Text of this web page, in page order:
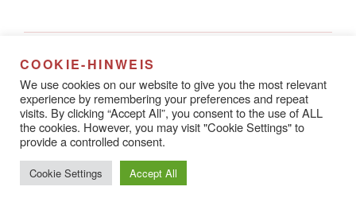
Rathausstraße 8A
67433 Neustadt an der Weinstraße
Datenschutzerklärung Stolz präsentiert von WordPress
COOKIE-HINWEIS
We use cookies on our website to give you the most relevant
experience by remembering your preferences and repeat
visits. By clicking “Accept All”, you consent to the use of ALL
the cookies. However, you may visit "Cookie Settings" to
provide a controlled consent.
Cookie Settings Accept All